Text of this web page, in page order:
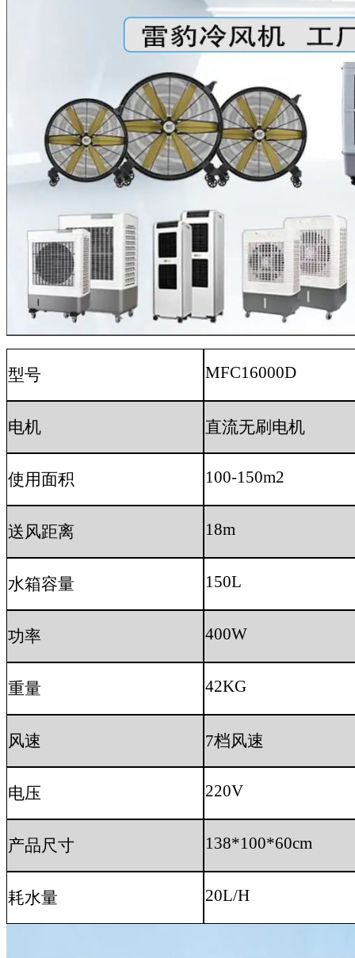
型号 MFC16000D
电机 直流无刷电机
使用面积 100-150m2
送风距离 18m
水箱容量 150L
功率 400W
重量 42KG
风速 7档风速
电压 220V
产品尺寸 138*100*60cm
耗水量 20L/H